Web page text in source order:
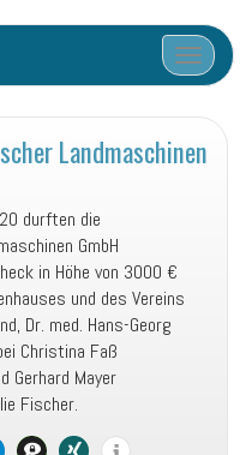
Schalte
Landmaschinen
durften die
GmbH
in Höhe von 3000 €
und des Vereins
Dr. med. Hans-Georg
Christina Faß
Gerhard Mayer
Fischer.